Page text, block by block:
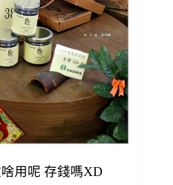
用呢 存錢嗎XD